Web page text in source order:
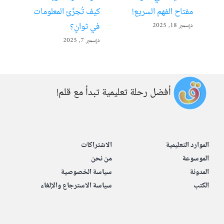
مفتاح الفهم السريع!
ديسمبر 18, 2025
كيف تُجزّئ المعلومات
في ثوانٍ؟
ديسمبر 7, 2025
أفضل رحلة تعليمية تبدأ مع قلم!
الموارد التعليمية
الموسوعة
المدونة
الكتب
الاشتراكات
من نحن
سياسة الخصوصية
سياسة الاسترجاع والإلغاء